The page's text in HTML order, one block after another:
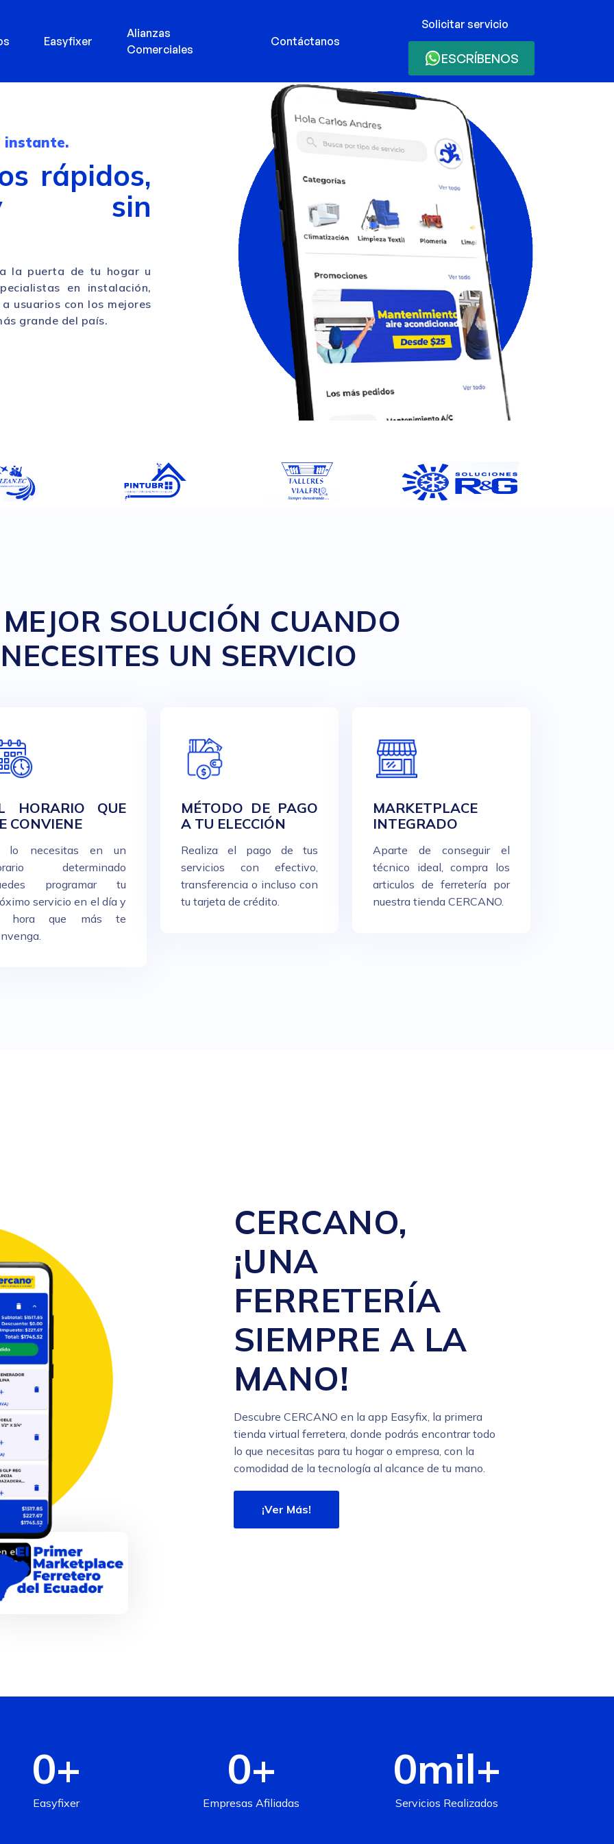
Easyfixer
Alianzas
Comerciales
Contáctanos
Solicitar servicio
ESCRÍBENOS
instante.
rápidos,
y sin
la puerta de tu hogar u
en instalación,
usuarios con los mejores
grande del país.
SOLUCIÓN CUANDO
NECESITES UN SERVICIO
HORARIO QUE
CONVIENE
lo necesitas en un
determinado
programar tu
servicio en el día y
hora que más te
MÉTODO DE PAGO
A TU ELECCIÓN
Realiza el pago de tus
servicios con efectivo,
transferencia o incluso con
tu tarjeta de crédito.
MARKETPLACE
INTEGRADO
Aparte de conseguir el
técnico ideal, compra los
articulos de ferretería por
nuestra tienda CERCANO.
CERCANO,
¡UNA
FERRETERÍA
SIEMPRE A LA
MANO!
Descubre CERCANO en la app Easyfix, la primera
tienda virtual ferretera, donde podrás encontrar todo
lo que necesitas para tu hogar o empresa, con la
comodidad de la tecnología al alcance de tu mano.
¡Ver Más!
Easyfixer
0+
Empresas Afiliadas
0+
Servicios Realizados
0mil+